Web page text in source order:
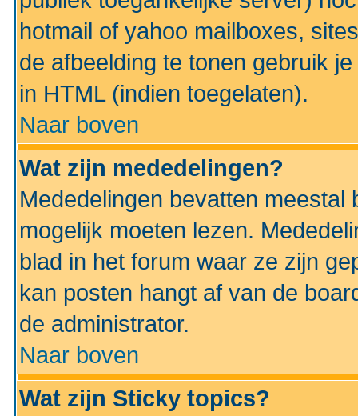
hotmail of yahoo mailboxes,
de afbeelding te tonen gebruik
in HTML (indien toegelaten).
Naar boven
Wat zijn mededelingen?
Mededelingen bevatten
mogelijk moeten lezen.
blad in het forum waar ze zijn
kan posten hangt af van de
de administrator.
Naar boven
Wat zijn Sticky topics?